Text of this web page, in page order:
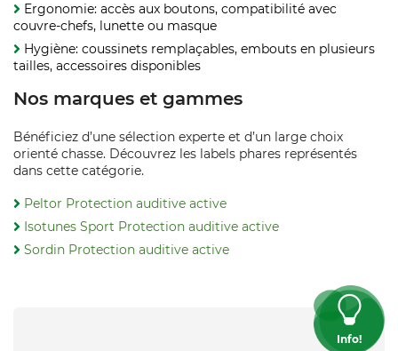
Ergonomie: accès aux boutons, compatibilité avec
couvre-chefs, lunette ou masque
Hygiène: coussinets remplaçables, embouts en plusieurs
tailles, accessoires disponibles
Nos marques et gammes
Bénéficiez d’une sélection experte et d’un large choix
orienté chasse. Découvrez les labels phares représentés
dans cette catégorie.
Peltor Protection auditive active
Isotunes Sport Protection auditive active
Sordin Protection auditive active
Info!